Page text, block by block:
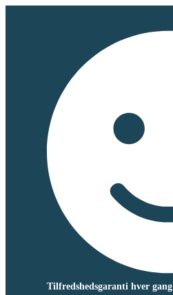
Tilfredshedsgaranti hver gang